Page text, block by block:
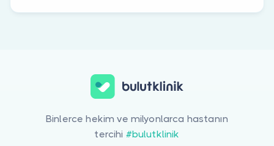
Binlerce hekim ve milyonlarca hastanın
tercihi #bulutklinik